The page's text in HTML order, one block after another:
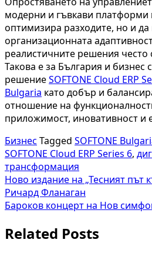
модерни и гъвкави
оптимизира разходите, но и
организационната
реалистичните решения често
Такова е за България и бизнес
решениеSOFTONE Cloud ERP
Bulgaria като добър и
отношение на
приложимост, иновативност и
Бизнес Tagged SOFTONE
SOFTONE Cloud ERP Series 6,
трансформация
Навигация
Ново издание на „Тесният път
Ричард Фланаган
Бароков концерт на Нов
Related Posts